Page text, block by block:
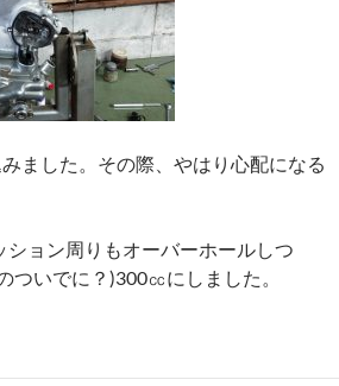
ました。その際、やはり心配になる
ション周りもオーバーホールしつ
ついでに？)300㏄にしました。